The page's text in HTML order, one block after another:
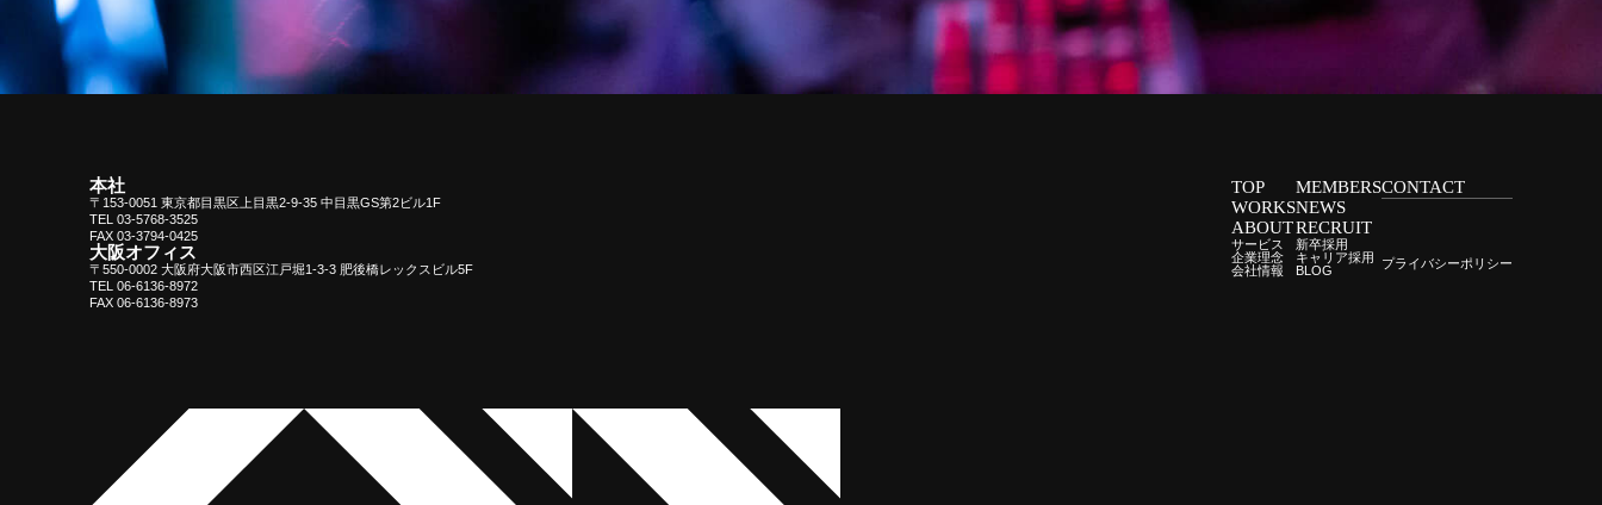
本社
〒153-0051 東京都目黒区上目黒2-9-35 中目黒GS第2ビル1F
TEL 03-5768-3525
FAX 03-3794-0425
大阪オフィス
〒550-0002 大阪府大阪市西区江戸堀1-3-3 肥後橋レックスビル5F
TEL 06-6136-8972
FAX 06-6136-8973
TOP
WORKS
ABOUT
サービス
企業理念
会社情報
MEMBERS
NEWS
RECRUIT
新卒採用
キャリア採用
BLOG
CONTACT
プライバシーポリシー